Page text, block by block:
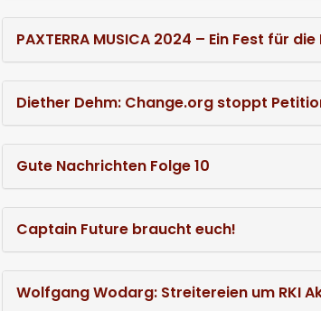
PAXTERRA MUSICA 2024 – Ein Fest für
Diether Dehm: Change.org stoppt
Gute Nachrichten Folge 10
Captain Future braucht euch!
Wolfgang Wodarg: Streitereien um RKI